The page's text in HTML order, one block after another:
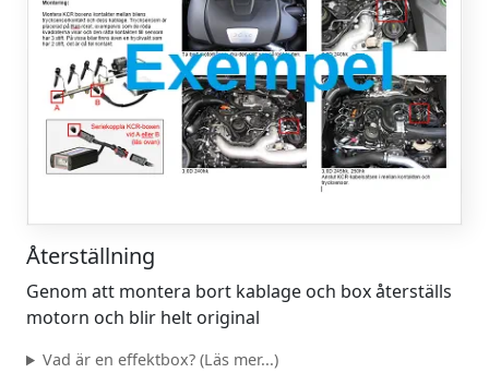
Återställning
Genom att montera bort kablage och box återställs
motorn och blir helt original
Vad är en effektbox? (Läs mer...)